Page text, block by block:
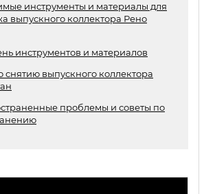
инструменты и материалы для
выпускного коллектора Рено
инструментов и материалов
снятию выпускного коллектора
проблемы и советы по